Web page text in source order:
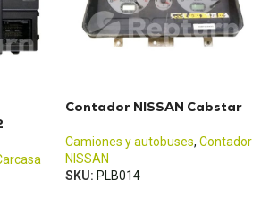
Contador NISSAN Cabstar
Camiones y autobuses, Contador
NISSAN
SKU: PLB014